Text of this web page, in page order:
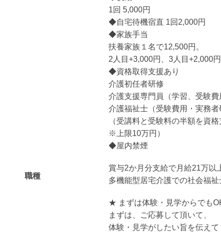
1回 5,000円
◆自宅待機宿直 1回2,000円
◆家族手当
扶養家族１名で12,500円。
2人目+3,000円、3人目+2,000
◆資格取得支援あり
介護初任者研修
介護支援専門員（学習、受験
介護福祉士（受験費用・実務者
（受講料と受験料の半額を資
※上限10万円）
◆屋内禁煙
職種
賞与2か月分支給で月給21万以
多機能型居宅介護での社会福祉
★ まずは体験・見学からでも
まずは、ご応募して頂いて、
体験・見学がしたい旨を伝えて